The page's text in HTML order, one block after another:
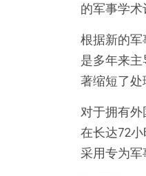
的军事学
根据新的
是多年来
著缩短了处
对于拥有
在长达72
采用专为军